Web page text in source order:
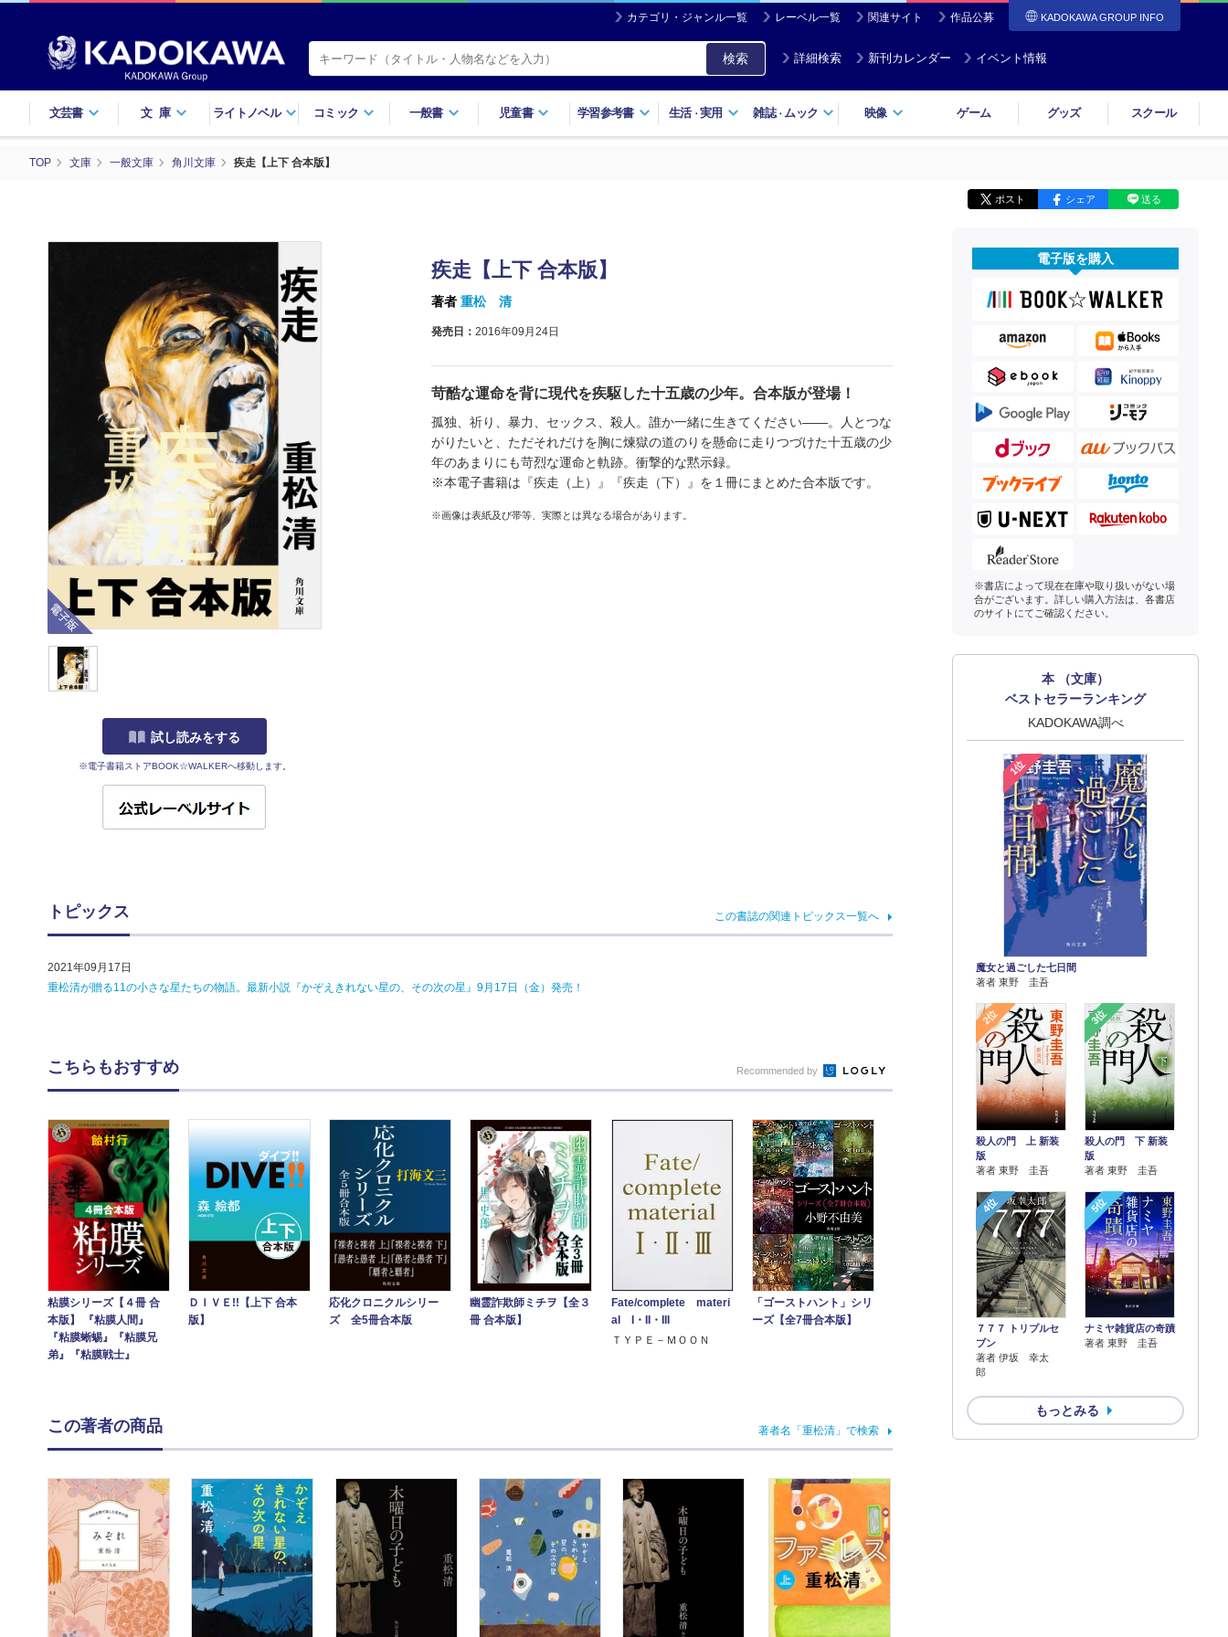
カテゴリ・ジャンル一覧 レーベル一覧 関連サイト 作品公募 KADOKAWA GROUP INFO
検索 詳細検索 新刊カレンダー イベント情報
文芸書 文庫 ライトノベル コミック 一般書 児童書 学習参考書 生活・実用 雑誌・ ムック 映像 ゲーム グッズ スクール
TOP 文庫 一般文庫 角川文庫 疾走【上下 合本版】
ポスト シェア 送る
電子版
試し読みをする
※電子書籍ストアBOOK☆WALKERへ移動します。
疾走【上下 合本版】
著者 重松 清
発売日： 2016年09月24日
苛酷な運命を背に現代を疾駆した十五歳の少年。合本版が登場！
孤独、祈り、暴力、セックス、殺人。誰か一緒に生きてください――。人とつな
がりたいと、ただそれだけを胸に煉獄の道のりを懸命に走りつづけた十五歳の少
年のあまりにも苛烈な運命と軌跡。衝撃的な黙示録。
※本電子書籍は『疾走（上）』『疾走（下）』を１冊にまとめた合本版です。
※画像は表紙及び帯等、実際とは異なる場合があります。
トピックス この書誌の関連トピックス一覧へ
2021年09月17日
重松清が贈る11の小さな星たちの物語。最新小説『かぞえきれない星の、その次の星』9月17日（金）発売！
電子版を購入
※書店によって現在在庫や取り扱いがない場
合がございます。詳しい購入方法は、各書店
のサイトにてご確認ください。
本 （文庫）
ベストセラーランキング
KADOKAWA調べ
1位
魔女と過ごした七日間
著者 東野 圭吾
2位
殺人の門 上 新装
版
著者 東野 圭吾
3位
殺人の門 下 新装
版
著者 東野 圭吾
4位
７７７ トリプルセ
ブン
著者 伊坂 幸太
郎
5位
ナミヤ雑貨店の奇蹟
著者 東野 圭吾
もっとみる
こちらもおすすめ Recommended by
粘膜シリーズ【４冊 合
本版】 『粘膜人間』
『粘膜蜥蜴』『粘膜兄
弟』『粘膜戦士』
ＤＩＶＥ!!【上下 合本
版】
応化クロニクルシリー
ズ 全5冊合本版
幽霊詐欺師ミチヲ【全３
冊 合本版】
Fate/complete materi
al I・II・III
ＴＹＰＥ－ＭＯＯＮ
「ゴーストハント」シリ
ーズ【全7冊合本版】
この著者の商品 著者名「重松清」で検索